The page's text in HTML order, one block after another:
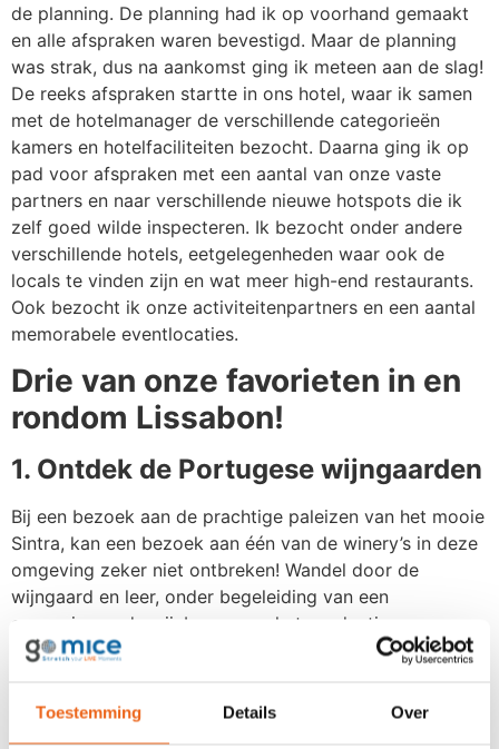
Toestemming Details Over
de planning. De planning had ik op voorhand gemaakt
en alle afspraken waren bevestigd. Maar de planning
was strak, dus na aankomst ging ik meteen aan de slag!
De reeks afspraken startte in ons hotel, waar ik samen
met de hotelmanager de verschillende categorieën
kamers en hotelfaciliteiten bezocht. Daarna ging ik op
pad voor afspraken met een aantal van onze vaste
partners en naar verschillende nieuwe hotspots die ik
zelf goed wilde inspecteren. Ik bezocht onder andere
verschillende hotels, eetgelegenheden waar ook de
locals te vinden zijn en wat meer high-end restaurants.
Ook bezocht ik onze activiteitenpartners en een aantal
memorabele eventlocaties.
Drie van onze favorieten in en
rondom Lissabon!
1. Ontdek de Portugese wijngaarden
Bij een bezoek aan de prachtige paleizen van het mooie
Sintra, kan een bezoek aan één van de winery’s in deze
omgeving zeker niet ontbreken! Wandel door de
wijngaard en leer, onder begeleiding van een
gepassioneerde wijnboer, over het productieproces van
de lokale Portugese wijnen. Na het zien van het
afgesloten met een wijnproeverij! Om deze prachtige
omgeving op een nog uniekere wijze te ontdekken is